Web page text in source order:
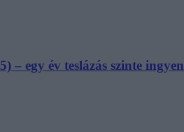
– egy év teslázás szinte ingyen